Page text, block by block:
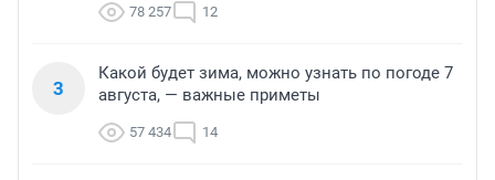
78 257 12
3
Какой будет зима, можно узнать по погоде 7
августа, — важные приметы
57 434 14